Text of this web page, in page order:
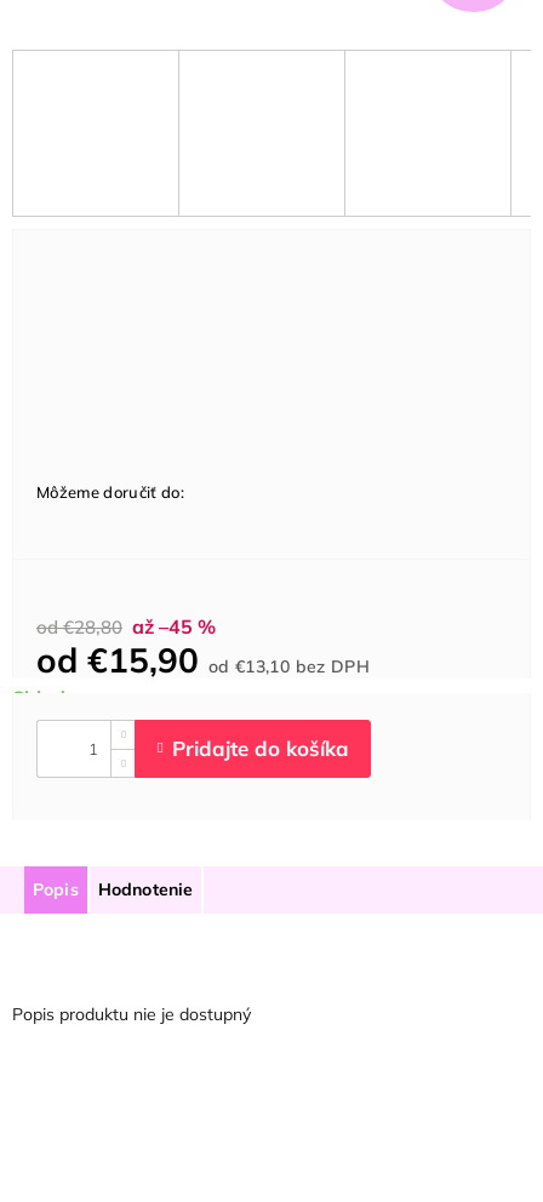
od €28,80 až –45 %
od €15,90 od€13,10 bez DPHcena:
Môžeme doručiť do:
Popis Hodnotenie
Popis produktu nie je dostupný